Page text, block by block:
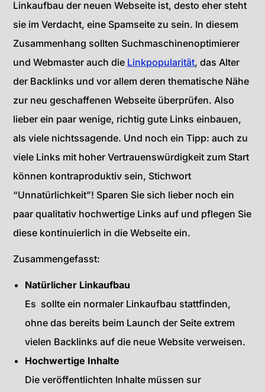
Linkaufbau der neuen Webseite ist, desto eher steht
sie im Verdacht, eine Spamseite zu sein. In diesem
Zusammenhang sollten Suchmaschinenoptimierer
und Webmaster auch die Linkpopularität, das Alter
der Backlinks und vor allem deren thematische Nähe
zur neu geschaffenen Webseite überprüfen. Also
lieber ein paar wenige, richtig gute Links einbauen,
als viele nichtssagende. Und noch ein Tipp: auch zu
viele Links mit hoher Vertrauenswürdigkeit zum Start
können kontraproduktiv sein, Stichwort
“Unnatürlichkeit”! Sparen Sie sich lieber noch ein
paar qualitativ hochwertige Links auf und pflegen Sie
diese kontinuierlich in die Webseite ein.
Zusammengefasst:
Natürlicher Linkaufbau
Es sollte ein normaler Linkaufbau stattfinden,
ohne das bereits beim Launch der Seite extrem
vielen Backlinks auf die neue Website verweisen.
Hochwertige Inhalte
Die veröffentlichten Inhalte müssen sur